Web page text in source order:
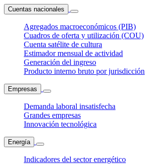
Cuentas nacionales
Agregados macroeconómicos (PIB)
Cuadros de oferta y utilización (COU)
Cuenta satélite de cultura
Estimador mensual de actividad
Generación del ingreso
Producto interno bruto por jurisdicción
Empresas
Demanda laboral insatisfecha
Grandes empresas
Innovación tecnológica
Energía
Indicadores del sector energético